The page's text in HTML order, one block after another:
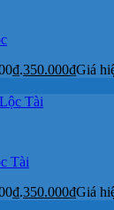
350.000₫Giá
Tài
350.000₫Giá